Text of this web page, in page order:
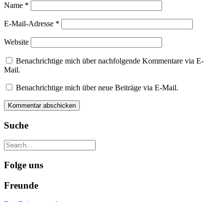
Name *
E-Mail-Adresse *
Website
Benachrichtige mich über nachfolgende Kommentare via E-
Mail.
Benachrichtige mich über neue Beiträge via E-Mail.
Suche
Folge uns
Freunde